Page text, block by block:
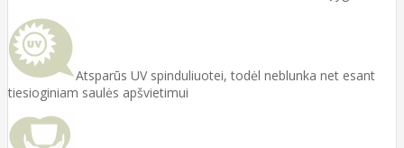
Atsparūs UV spinduliuotei, todėl neblunka net esant
tiesioginiam saulės apšvietimui